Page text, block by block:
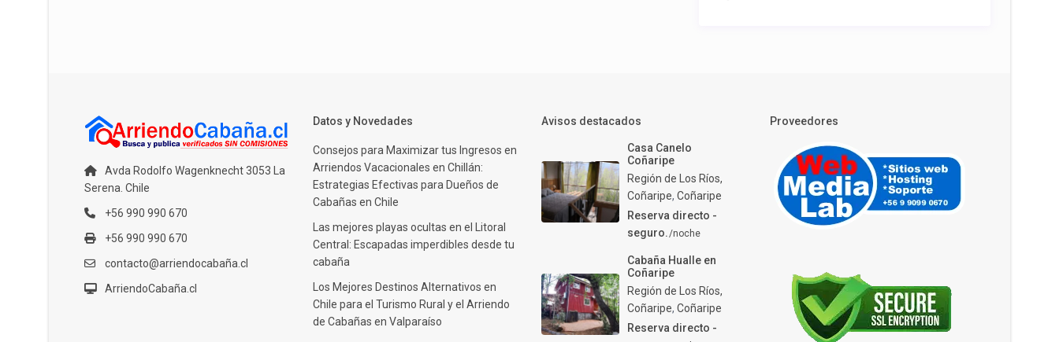
Avda Rodolfo Wagenknecht 3053 La
Serena. Chile
+56 990 990 670
+56 990 990 670
contacto@arriendocabaña.cl
ArriendoCabaña.cl
Datos y Novedades
Consejos para Maximizar tus Ingresos en
Arriendos Vacacionales en Chillán:
Estrategias Efectivas para Dueños de
Cabañas en Chile
Las mejores playas ocultas en el Litoral
Central: Escapadas imperdibles desde tu
cabaña
Los Mejores Destinos Alternativos en
Chile para el Turismo Rural y el Arriendo
de Cabañas en Valparaíso
Avisos destacados
Casa Canelo
Coñaripe
Región de Los Ríos,
Coñaripe,Coñaripe
Reserva directo -
seguro./noche
Cabaña Hualle en
Coñaripe
Región de Los Ríos,
Coñaripe,Coñaripe
Reserva directo -
Proveedores